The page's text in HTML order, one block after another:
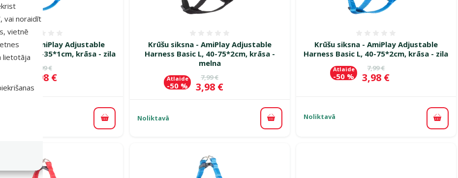
, vai noraidīt
vietnē
lietotāja
siksna - AmiPlay Adjustable
Basic S, 20-35*1cm, krāsa - zila
Oriģinālā cena
5,99 €
Cena
2,98 €
Pievienot grozam
Krūšu siksna - AmiPlay Adjustable
Harness Basic L, 40-75*2cm, krāsa -
melna
Oriģinālā cena
7,99 €
Cena
3,98 €
Atlaide
-50 %
Noliktavā Pievienot grozam
Krūšu siksna - AmiPlay Adjustable
Harness Basic L, 40-75*2cm, krāsa - zila
Oriģinālā cena
7,99 €
Cena
3,98 €
Atlaide
-50 %
Noliktavā